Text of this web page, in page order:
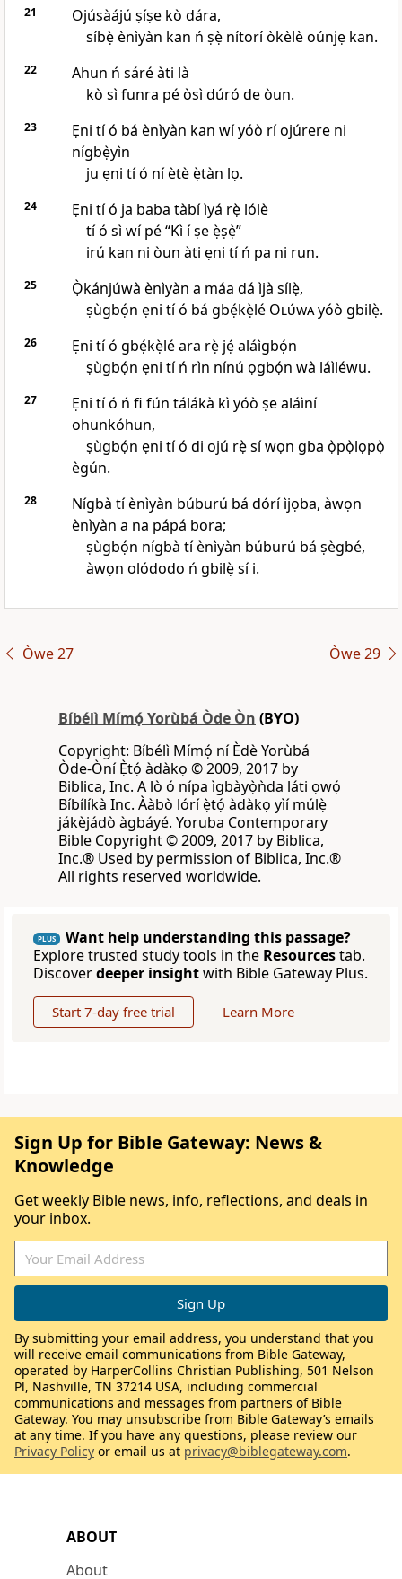
21
Ojúsàájú ṣíṣe kò dára,
síbẹ̀ ènìyàn kan ń ṣẹ̀ nítorí òkèlè oúnjẹ kan.
22
Ahun ń sáré àti là
kò sì funra pé òsì dúró de òun.
23
Ẹni tí ó bá ènìyàn kan wí yóò rí ojúrere ni
nígbẹ̀yìn
ju ẹni tí ó ní ètè ẹ̀tàn lọ.
24
Ẹni tí ó ja baba tàbí ìyá rẹ̀ lólè
tí ó sì wí pé “Kì í ṣe ẹ̀ṣẹ̀”
irú kan ni òun àti ẹni tí ń pa ni run.
25
Ọ̀kánjúwà ènìyàn a máa dá ìjà sílẹ̀,
ṣùgbọ́n ẹni tí ó bá gbẹ́kẹ̀lé Olúwayóò gbilẹ̀.
26
Ẹni tí ó gbẹ́kẹ̀lé ara rẹ̀ jẹ́ aláìgbọ́n
ṣùgbọ́n ẹni tí ń rìn nínú ọgbọ́n wà láìléwu.
27
Ẹni tí ó ń fi fún tálákà kì yóò ṣe aláìní
ohunkóhun,
ṣùgbọ́n ẹni tí ó di ojú rẹ̀ sí wọn gba ọ̀pọ̀lọpọ̀
ègún.
28
Nígbà tí ènìyàn búburú bá dórí ìjọba, àwọn
ènìyàn a na pápá bora;
ṣùgbọ́n nígbà tí ènìyàn búburú bá ṣègbé,
àwọn olódodo ń gbilẹ̀ sí i.
Òwe 27 Òwe 29
Bíbélì Mímọ́ Yorùbá Òde Òn (BYO)
Copyright: Bíbélì Mímọ́ ní Èdè Yorùbá
Òde-Òní Ẹ̀tọ́ àdàkọ © 2009, 2017 by
Biblica, Inc. A lò ó nípa ìgbàyọ̀ǹda láti ọwọ́
Bíbílíkà Inc. Ààbò lórí ẹ̀tọ́ àdàkọ yìí múlẹ̀
jákèjádò àgbáyé. Yoruba Contemporary
Bible Copyright © 2009, 2017 by Biblica,
Inc.® Used by permission of Biblica, Inc.®
All rights reserved worldwide.
PLUS
Want help understanding this passage?
Explore trusted study tools in the Resourcestab.
Discoverdeeper insightwith Bible Gateway Plus.
Start 7-day free trial Learn More
ABOUT
About
Sign Up for Bible Gateway: News &
Knowledge
Get weekly Bible news, info, reflections, and deals in
your inbox.
By submitting your email address, you understand that you
will receive email communications from Bible Gateway,
operated by HarperCollins Christian Publishing, 501 Nelson
Pl, Nashville, TN 37214 USA, including commercial
communications and messages from partners of Bible
Gateway. You may unsubscribe from Bible Gateway’s emails
at any time. If you have any questions, please review our
Privacy Policy or email us at privacy@biblegateway.com.